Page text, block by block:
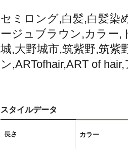
セミロング,白髪,白髪染
ージュブラウン,カラー,
城,大野城市,筑紫野,筑紫
ン,ARTofhair,ART of
スタイルデータ
長さ カラー